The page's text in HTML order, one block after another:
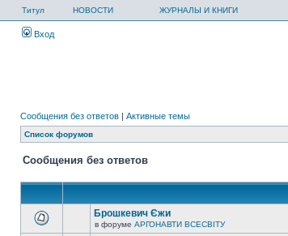
Титул НОВОСТИ ЖУРНАЛЫ И КНИГИ
Вход
Сообщения без ответов | Активные темы
Список форумов
Сообщения без ответов
Брошкевич Єжи
в форуме АРГОНАВТИ ВСЕСВIТУ